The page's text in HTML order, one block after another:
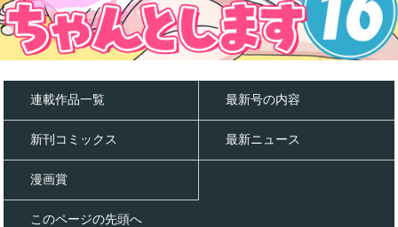
連載作品一覧 最新号の内容
新刊コミックス 最新ニュース
漫画賞
このページの先頭へ